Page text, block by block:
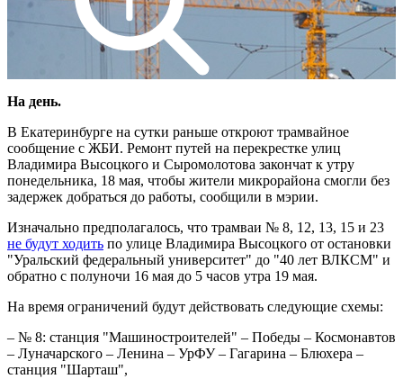
На день.
В Екатеринбурге на сутки раньше откроют трамвайное
сообщение с ЖБИ. Ремонт путей на перекрестке улиц
Владимира Высоцкого и Сыромолотова закончат к утру
понедельника, 18 мая, чтобы жители микрорайона смогли без
задержек добраться до работы, сообщили в мэрии.
Изначально предполагалось, что трамваи № 8, 12, 13, 15 и 23
не будут ходить по улице Владимира Высоцкого от остановки
"Уральский федеральный университет" до "40 лет ВЛКСМ" и
обратно с полуночи 16 мая до 5 часов утра 19 мая.
На время ограничений будут действовать следующие схемы:
– № 8: станция "Машиностроителей" – Победы – Космонавтов
– Луначарского – Ленина – УрФУ – Гагарина – Блюхера –
станция "Шарташ",